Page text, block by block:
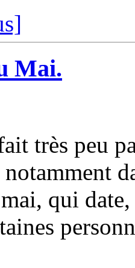
Mai.
très peu
notamment
qui